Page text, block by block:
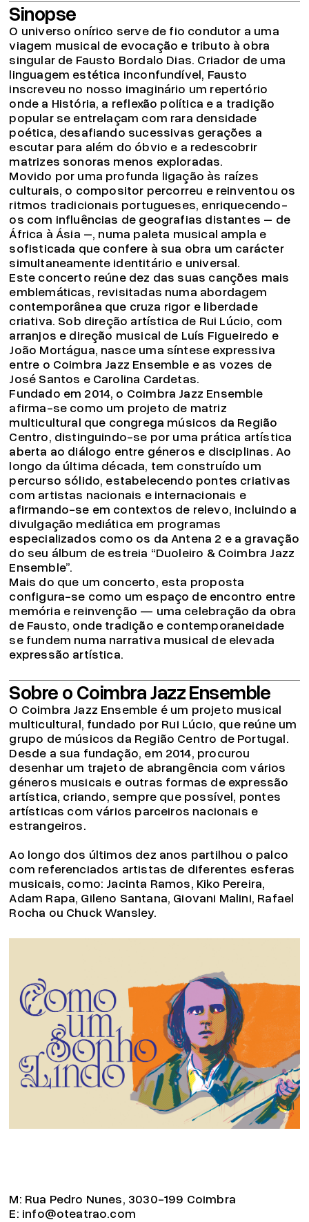
Sinopse
O universo onírico serve de fio condutor a uma
viagem musical de evocação e tributo à obra
singular de Fausto Bordalo Dias. Criador de uma
linguagem estética inconfundível, Fausto
inscreveu no nosso imaginário um repertório
onde a História, a reflexão política e a tradição
popular se entrelaçam com rara densidade
poética, desafiando sucessivas gerações a
escutar para além do óbvio e a redescobrir
matrizes sonoras menos exploradas.
Movido por uma profunda ligação às raízes
culturais, o compositor percorreu e reinventou os
ritmos tradicionais portugueses, enriquecendo-
os com influências de geografias distantes – de
África à Ásia –, numa paleta musical ampla e
sofisticada que confere à sua obra um carácter
simultaneamente identitário e universal.
Este concerto reúne dez das suas canções mais
emblemáticas, revisitadas numa abordagem
contemporânea que cruza rigor e liberdade
criativa. Sob direção artística de Rui Lúcio, com
arranjos e direção musical de Luís Figueiredo e
João Mortágua, nasce uma síntese expressiva
entre o Coimbra Jazz Ensemble e as vozes de
José Santos e Carolina Cardetas.
Fundado em 2014, o Coimbra Jazz Ensemble
afirma-se como um projeto de matriz
multicultural que congrega músicos da Região
Centro, distinguindo-se por uma prática artística
aberta ao diálogo entre géneros e disciplinas. Ao
longo da última década, tem construído um
percurso sólido, estabelecendo pontes criativas
com artistas nacionais e internacionais e
afirmando-se em contextos de relevo, incluindo a
divulgação mediática em programas
especializados como os da Antena 2 e a gravação
do seu álbum de estreia “Duoleiro & Coimbra Jazz
Ensemble”.
Mais do que um concerto, esta proposta
configura-se como um espaço de encontro entre
memória e reinvenção — uma celebração da obra
de Fausto, onde tradição e contemporaneidade
se fundem numa narrativa musical de elevada
expressão artística.
Sobre o Coimbra Jazz Ensemble
O Coimbra Jazz Ensemble é um projeto musical
multicultural, fundado por Rui Lúcio, que reúne um
grupo de músicos da Região Centro de Portugal.
Desde a sua fundação, em 2014, procurou
desenhar um trajeto de abrangência com vários
géneros musicais e outras formas de expressão
artística, criando, sempre que possível, pontes
artísticas com vários parceiros nacionais e
estrangeiros.
Ao longo dos últimos dez anos partilhou o palco
com referenciados artistas de diferentes esferas
musicais, como: Jacinta Ramos, Kiko Pereira,
Adam Rapa, Gileno Santana, Giovani Malini, Rafael
Rocha ou Chuck Wansley.
M: Rua Pedro Nunes, 3030-199 Coimbra
E: info@oteatrao.com